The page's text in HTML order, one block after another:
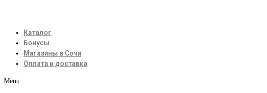
Каталог
Бонусы
Магазины в Сочи
Оплата и доставка
Menu